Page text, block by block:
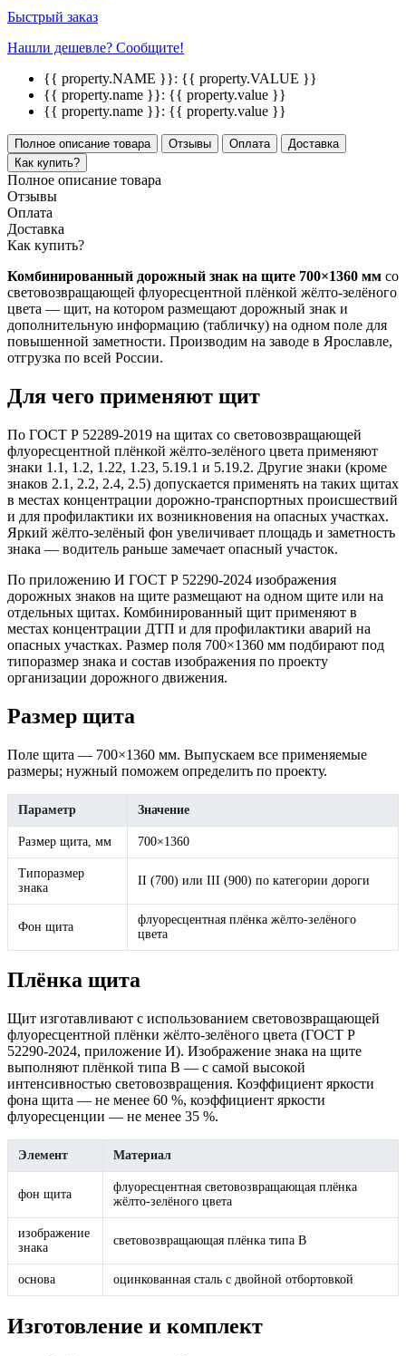
Быстрый заказ
Нашли дешевле? Сообщите!
{{ property.NAME }}: {{ property.VALUE }}
{{ property.name }}: {{ property.value }}
{{ property.name }}: {{ property.value }}
Полное описание товара Отзывы Оплата
Доставка
Как купить?
Полное описание товара
Отзывы
Оплата
Доставка
Как купить?
Комбинированный дорожный знак на щите 700×1360 мм со
световозвращающей флуоресцентной плёнкой жёлто-зелёного
цвета — щит, на котором размещают дорожный знак и
дополнительную информацию (табличку) на одном поле для
повышенной заметности. Производим на заводе в Ярославле,
отгрузка по всей России.
Для чего применяют щит
По ГОСТ Р 52289-2019 на щитах со световозвращающей
флуоресцентной плёнкой жёлто-зелёного цвета применяют
знаки 1.1, 1.2, 1.22, 1.23, 5.19.1 и 5.19.2. Другие знаки (кроме
знаков 2.1, 2.2, 2.4, 2.5) допускается применять на таких щитах
в местах концентрации дорожно-транспортных происшествий
и для профилактики их возникновения на опасных участках.
Яркий жёлто-зелёный фон увеличивает площадь и заметность
знака — водитель раньше замечает опасный участок.
По приложению И ГОСТ Р 52290-2024 изображения
дорожных знаков на щите размещают на одном щите или на
отдельных щитах. Комбинированный щит применяют в
местах концентрации ДТП и для профилактики аварий на
опасных участках. Размер поля 700×1360 мм подбирают под
типоразмер знака и состав изображения по проекту
организации дорожного движения.
Размер щита
Поле щита — 700×1360 мм. Выпускаем все применяемые
размеры; нужный поможем определить по проекту.
Параметр Значение
Размер щита, мм 700×1360
Типоразмер
знака
II (700) или III (900) по категории дороги
Фон щита
флуоресцентная плёнка жёлто-зелёного
цвета
Плёнка щита
Щит изготавливают с использованием световозвращающей
флуоресцентной плёнки жёлто-зелёного цвета (ГОСТ Р
52290-2024, приложение И). Изображение знака на щите
выполняют плёнкой типа В — с самой высокой
интенсивностью световозвращения. Коэффициент яркости
фона щита — не менее 60 %, коэффициент яркости
флуоресценции — не менее 35 %.
Элемент Материал
фон щита
флуоресцентная световозвращающая плёнка
жёлто-зелёного цвета
изображение
знака
световозвращающая плёнка типа В
основа оцинкованная сталь с двойной отбортовкой
Изготовление и комплект